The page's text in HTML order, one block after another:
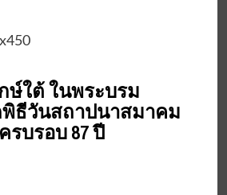
ใต้ ในพระบรม
ธีวันสถาปนาสมาคม
บรอบ 87 ปี